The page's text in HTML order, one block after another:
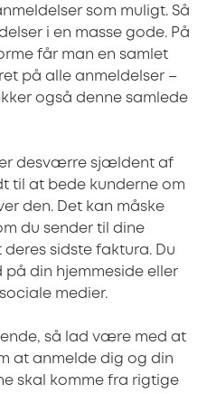
som muligt. Så
i en masse gode. På
får man en samlet
på alle anmeldelser –
også denne samlede
desværre sjældent af
til at bede kunderne om
den. Det kan måske
du sender til dine
sidste faktura. Du
din hjemmeside eller
medier.
så lad være med at
at anmelde dig og din
skal komme fra rigtige